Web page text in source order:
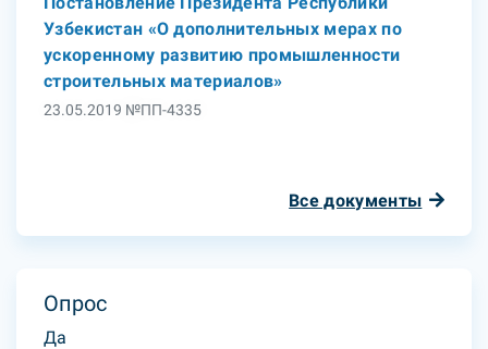
Узбекистан «О дополнительных мерах по
ускоренному развитию промышленности
строительных материалов»
23.05.2019 №ПП-4335
Все документы
Опрос
Да